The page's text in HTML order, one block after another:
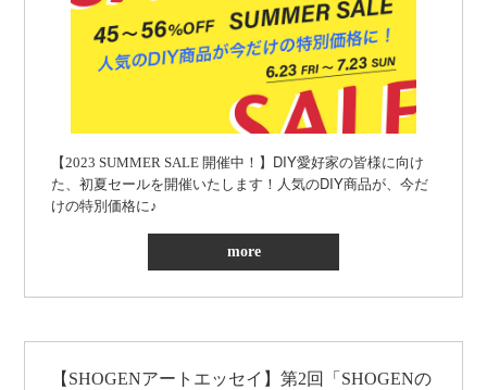
【2023 SUMMER SALE 開催中！】 DIY愛好家の皆様に向け
た、初夏セールを開催いたします！人気のDIY商品が、今だ
けの特別価格に♪
more
【SHOGENアートエッセイ】第2回「SHOGENの